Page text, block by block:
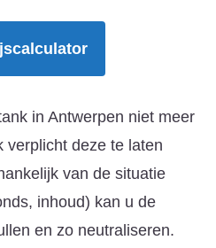
in Antwerpen niet meer
verplicht deze te laten
van de situatie
inhoud) kan u de
en zo neutraliseren.